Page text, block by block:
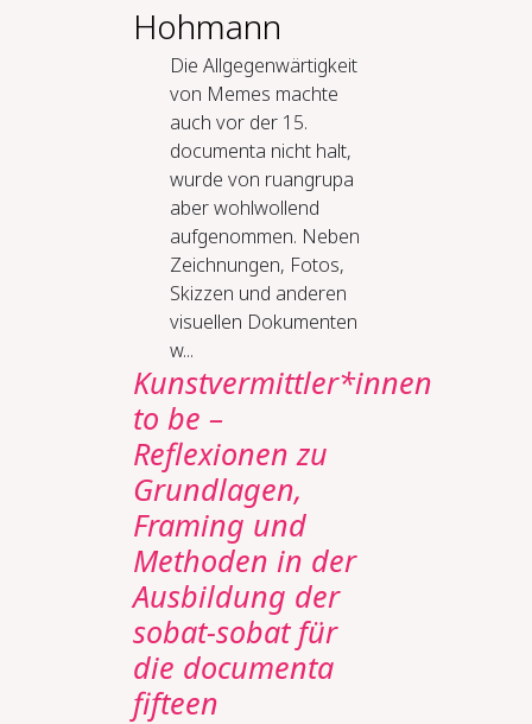
Hohmann
Die Allgegenwärtigkeit
von Memes machte
auch vor der 15.
documenta nicht halt,
wurde von ruangrupa
aber wohlwollend
aufgenommen. Neben
Zeichnungen, Fotos,
Skizzen und anderen
visuellen Dokumenten
w...
Kunstvermittler*innen
to be –
Reflexionen zu
Grundlagen,
Framing und
Methoden in der
Ausbildung der
sobat-sobat für
die documenta
fifteen